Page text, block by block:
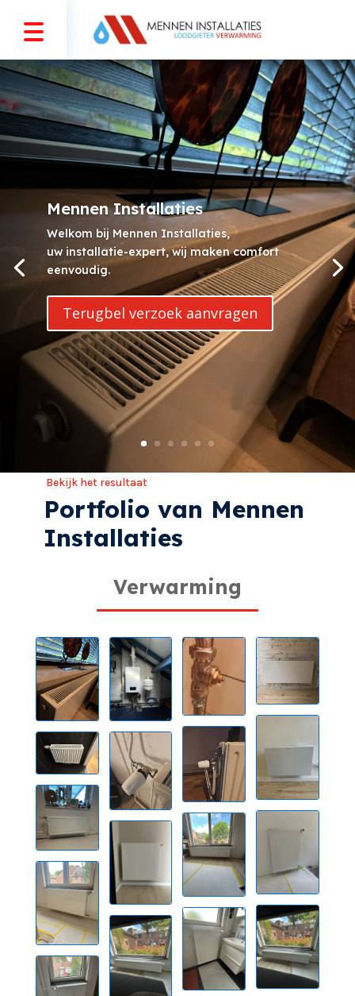
Mennen Installaties
Welkom bij Mennen Installaties,
uw installatie-expert, wij maken comfort
eenvoudig.
Terugbel verzoek aanvragen
Bekijk het resultaat
Portfolio van Mennen
Installaties
Verwarming